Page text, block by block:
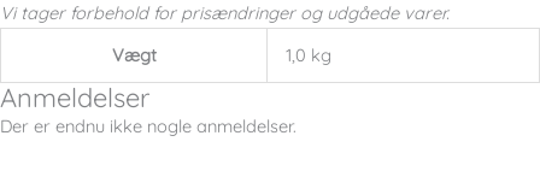
Vi tager forbehold for prisændringer og udgåede varer.
Vægt
1,0 kg
Anmeldelser
Der er endnu ikke nogle anmeldelser.